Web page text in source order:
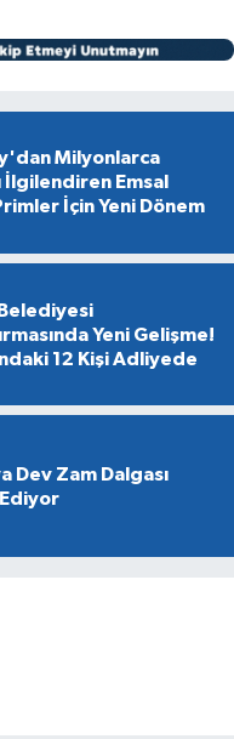
Milyonlarca
İlgilendiren Emsal
İçin Yeni Dönem
Yeni Gelişme!
12 Kişi Adliyede
Dev Zam Dalgası